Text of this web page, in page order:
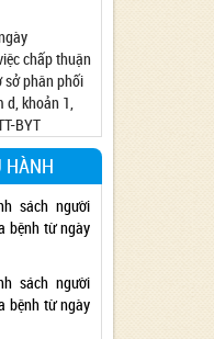
chấp thuận
sở phân phối
d, khoản 1,
BYT
HÀNH
sách người
bệnh từ ngày
sách người
bệnh từ ngày